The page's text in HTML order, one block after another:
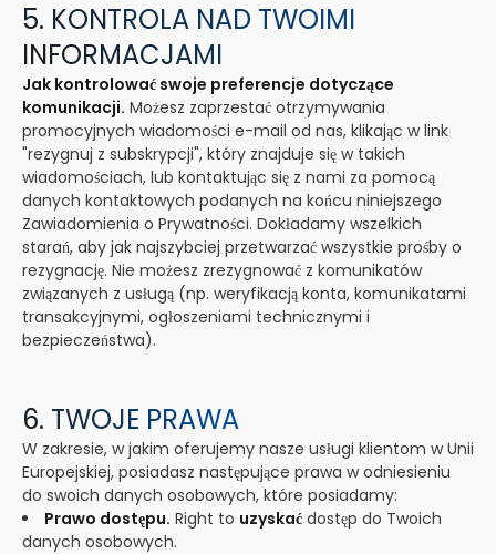
5. KONTROLA NAD TWOIMI
INFORMACJAMI
Jak kontrolować swoje preferencje dotyczące
komunikacji. Możesz zaprzestać otrzymywania
promocyjnych wiadomości e-mail od nas, klikając w link
"rezygnuj z subskrypcji", który znajduje się w takich
wiadomościach, lub kontaktując się z nami za pomocą
danych kontaktowych podanych na końcu niniejszego
Zawiadomienia o Prywatności. Dokładamy wszelkich
starań, aby jak najszybciej przetwarzać wszystkie prośby o
rezygnację. Nie możesz zrezygnować z komunikatów
związanych z usługą (np. weryfikacją konta, komunikatami
transakcyjnymi, ogłoszeniami technicznymi i
bezpieczeństwa).
6. TWOJE PRAWA
W zakresie, w jakim oferujemy nasze usługi klientom w Unii
Europejskiej, posiadasz następujące prawa w odniesieniu
do swoich danych osobowych, które posiadamy:
Prawo dostępu. Right to uzyskać dostęp do Twoich
danych osobowych.